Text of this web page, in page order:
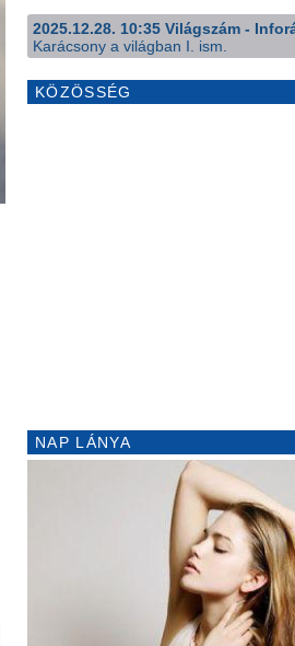
2025.12.28. 10:35 Világszám -
Karácsony a világban I. ism.
KÖZÖSSÉG
NAP LÁNYA